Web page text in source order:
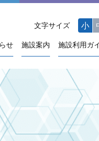
文字サイズ 小
せ 施設案内 施設利用ガ